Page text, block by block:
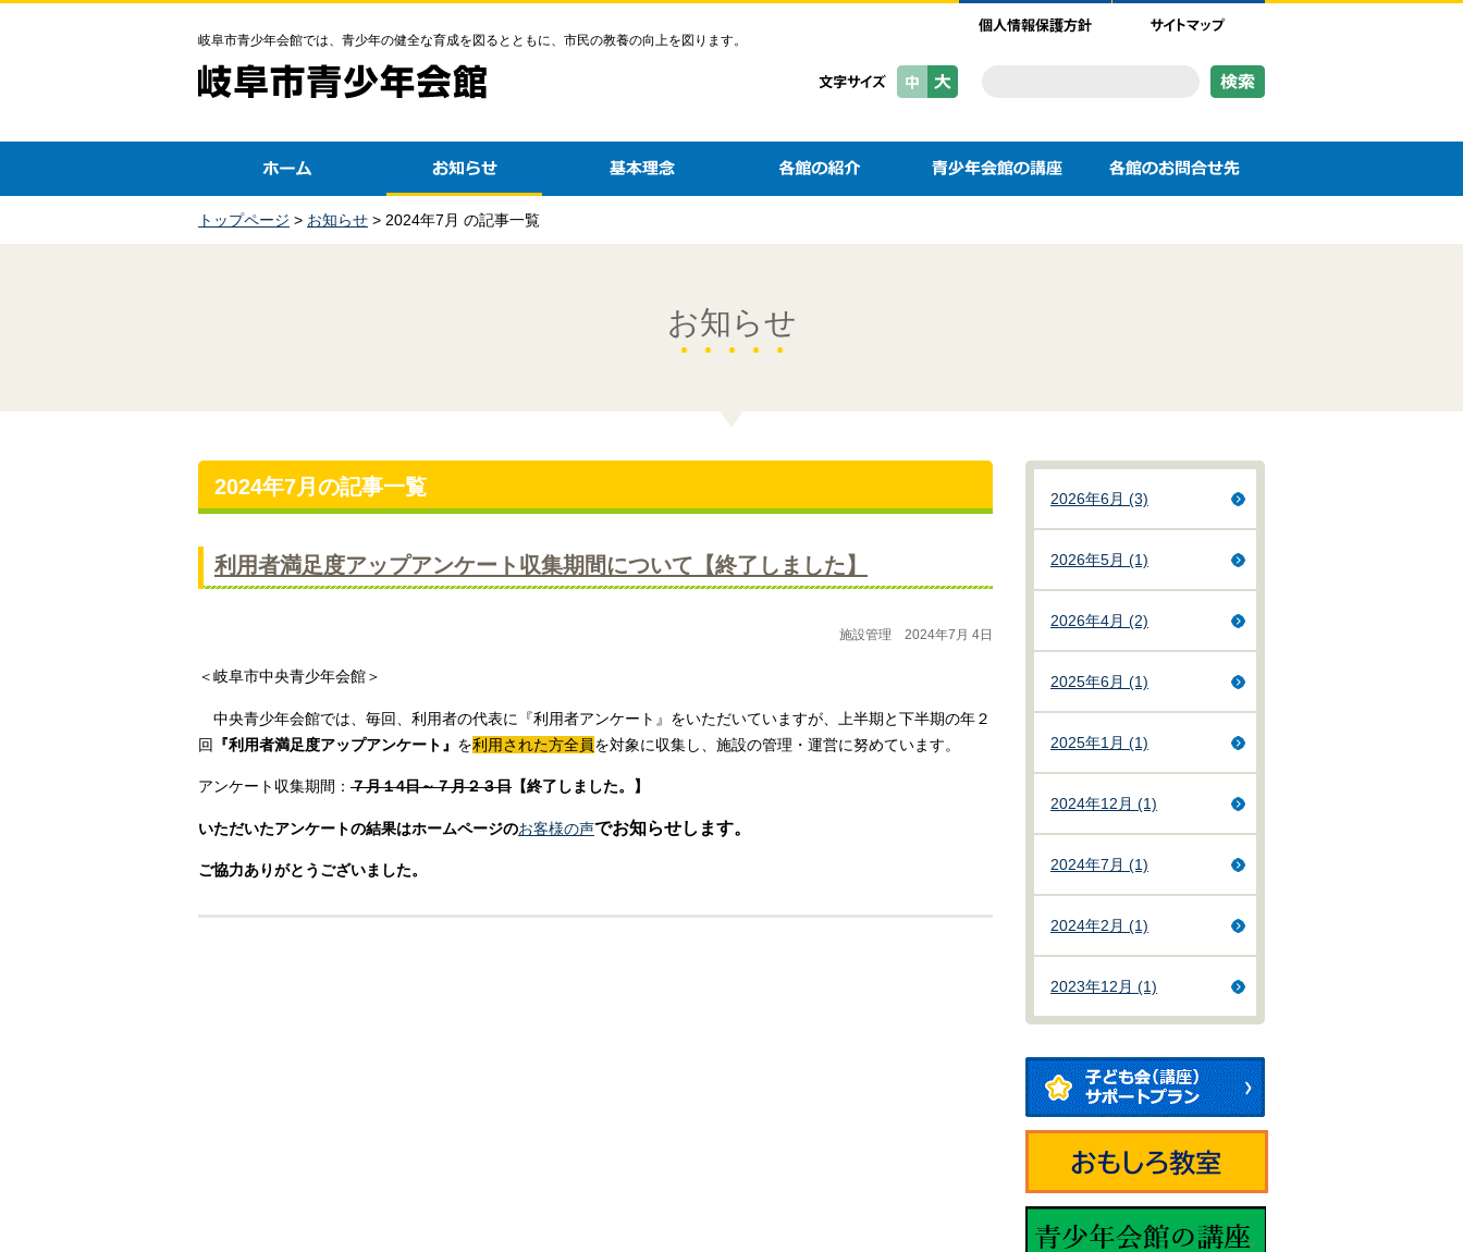
岐阜市青少年会館では、青少年の健全な育成を図るとともに、市民の教養の向上を図ります。
トップページ > お知らせ > 2024年7月 の記事一覧
お知らせ
2024年7月の記事一覧
利用者満足度アップアンケート収集期間について【終了しました】
施設管理 2024年7月 4日
＜岐阜市中央青少年会館＞
中央青少年会館では、毎回、利用者の代表に『利用者アンケート』をいただいていますが、上半期と下半期の年２
回
『利用者満足度アップアンケート』 を利用された方全員を対象に収集し、 施設の管理・運営に努めています。
アンケート収集期間： ７月１4日～７月２３日 【終了しました。】
いただいたアンケートの結果はホームページのお客様の声でお知らせします。
ご協力ありがとうございました。
2026年6月 (3)
2026年5月 (1)
2026年4月 (2)
2025年6月 (1)
2025年1月 (1)
2024年12月 (1)
2024年7月 (1)
2024年2月 (1)
2023年12月 (1)